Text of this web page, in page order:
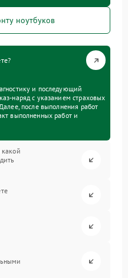
ноутбуков
и последующий
наряд с указанием страховых
после выполнения работ
выполненных работ и